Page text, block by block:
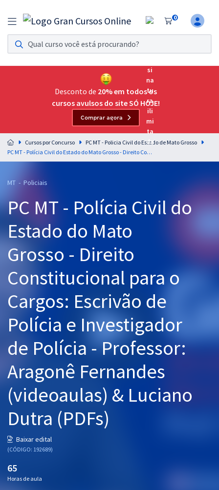
0
Assinatura Ilimitada 11
Acesso a todos os cursos. Teste grátis por 7 dias!
Assinatura OAB Até Passar
Acesso ilimitado a toda preparação para o Exame da
Residências Multiprofissionais
Preparação completa e intensiva para as principais
residências em saúde do Brasil
Cursos 20% OFF
Pós
Graduação
OAB
Questões grátis
Conteúdo gratuito
Aprovados
Atendimento
Desconto de 20% em todos os
cursos avulsos do site SÓ HOJE!
Comprar agora
Cursos por Concurso
PC MT - Policia Civil do Estado de Mato Grosso
PC MT - Polícia Civil do Estado do Mato Grosso - Direito Constitucional para o Cargos: Escrivão de Polícia e Investigador de Polícia - Professor: Aragonê Fernandes (videoaulas) & Luciano Dutra (PDFs)
MT - Policiais
PC MT - Polícia Civil do
Estado do Mato
Grosso - Direito
Constitucional para o
Cargos: Escrivão de
Polícia e Investigador
de Polícia - Professor:
Aragonê Fernandes
(videoaulas) & Luciano
Dutra (PDFs)
Baixar edital
(CÓDIGO: 192689)
65
Horas de aula